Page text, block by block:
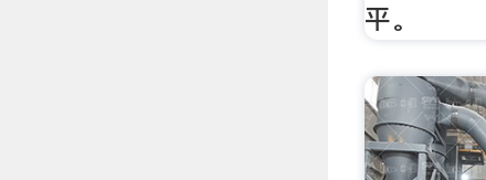
平。